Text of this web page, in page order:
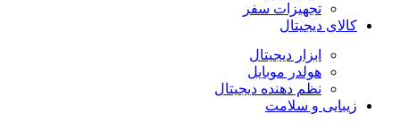
تجهیزات سفر
کالای دیجیتال
ابزار دیجیتال
هولدر موبایل
نظم دهنده دیجیتال
زیبایی و سلامت